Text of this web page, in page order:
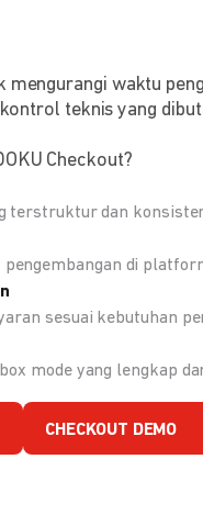
mengurangi waktu
teknis yang
Checkout?
terstruktur dan
pengembangan di
sesuai kebutuhan
mode yang lengkap
CHECKOUT DEMO